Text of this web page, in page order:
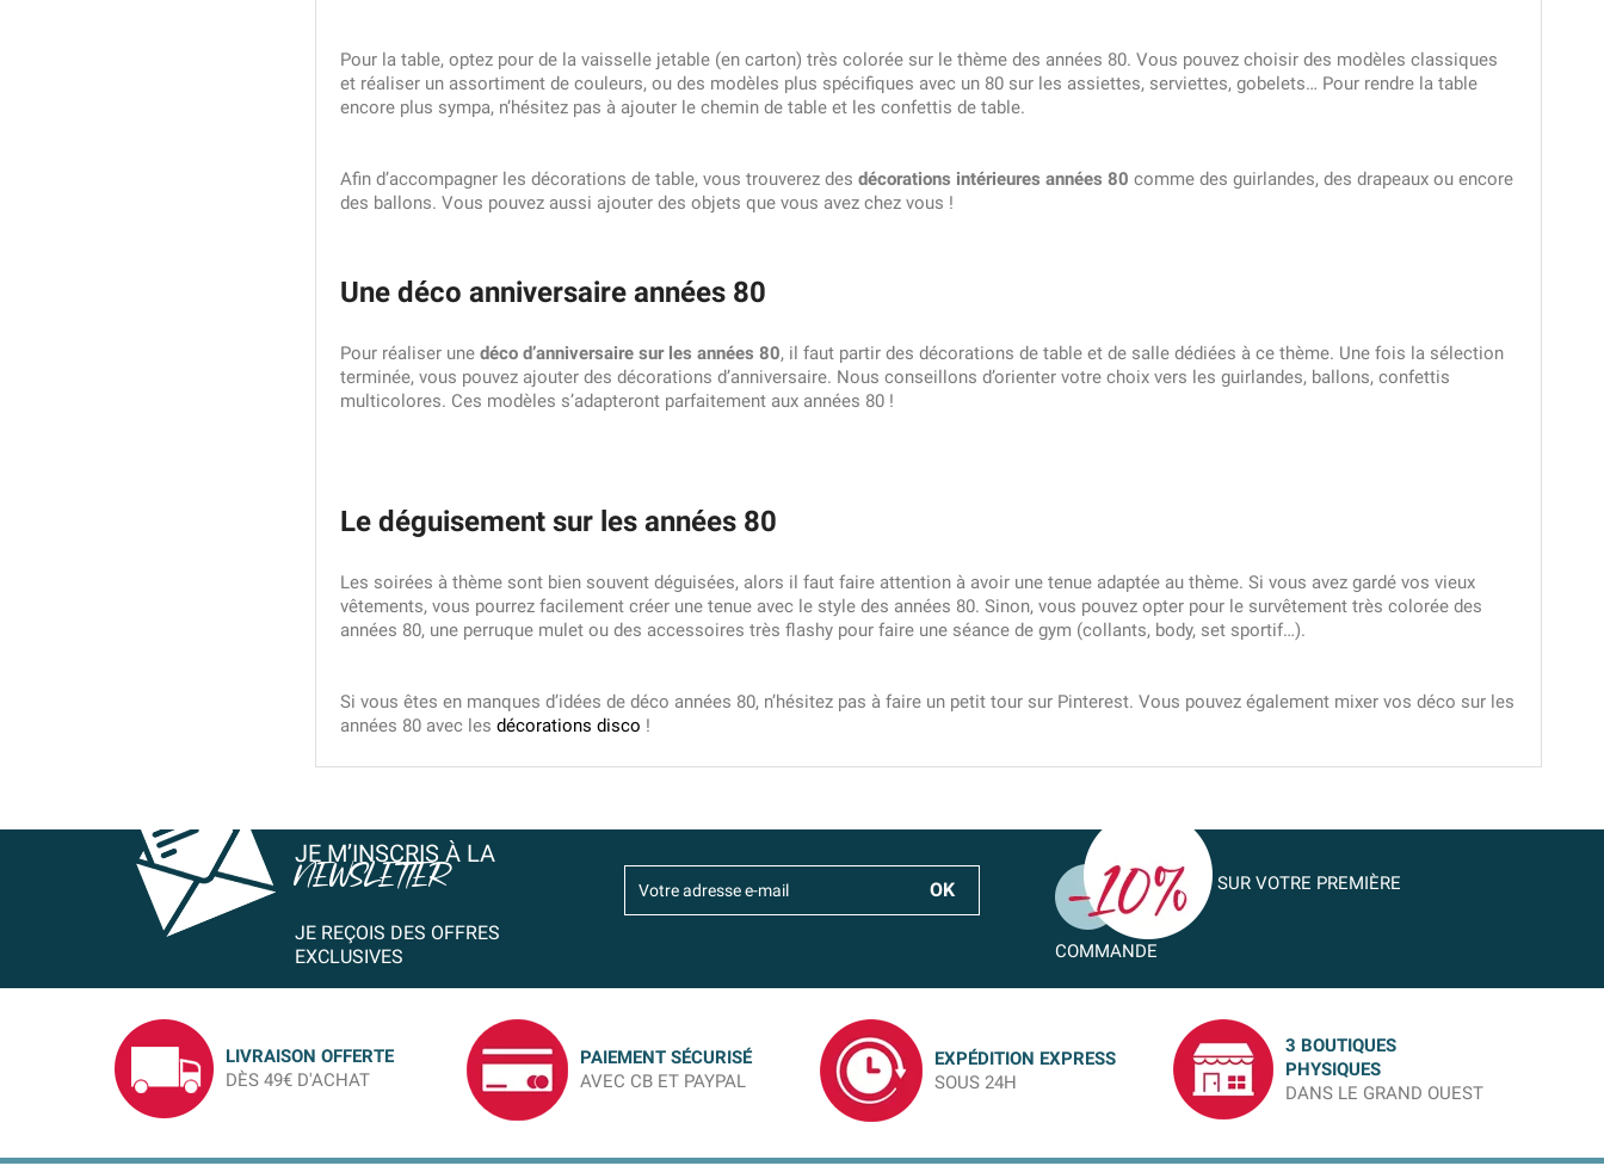
Pour la table, optez pour de la vaisselle jetable (en carton) très colorée sur le thème des années 80. Vous pouvez choisir des modèles classiques
et réaliser un assortiment de couleurs, ou des modèles plus spécifiques avec un 80 sur les assiettes, serviettes, gobelets… Pour rendre la table
encore plus sympa, n’hésitez pas à ajouter le chemin de table et les confettis de table.
Afin d’accompagner les décorations de table, vous trouverez des décorations intérieures années 80 comme des guirlandes, des drapeaux ou encore
des ballons. Vous pouvez aussi ajouter des objets que vous avez chez vous !
Une déco anniversaire années 80
Pour réaliser une déco d’anniversaire sur les années 80, il faut partir des décorations de table et de salle dédiées à ce thème. Une fois la sélection
terminée, vous pouvez ajouter des décorations d’anniversaire. Nous conseillons d’orienter votre choix vers les guirlandes, ballons, confettis
multicolores. Ces modèles s’adapteront parfaitement aux années 80 !
Le déguisement sur les années 80
Les soirées à thème sont bien souvent déguisées, alors il faut faire attention à avoir une tenue adaptée au thème. Si vous avez gardé vos vieux
vêtements, vous pourrez facilement créer une tenue avec le style des années 80. Sinon, vous pouvez opter pour le survêtement très colorée des
années 80, une perruque mulet ou des accessoires très flashy pour faire une séance de gym (collants, body, set sportif…).
Si vous êtes en manques d’idées de déco années 80, n’hésitez pas à faire un petit tour sur Pinterest. Vous pouvez également mixer vos déco sur les
années 80 avec les décorations disco !
JE M’INSCRIS À LA
NEWSLETTER
JE REÇOIS DES OFFRES
EXCLUSIVES
SUR VOTRE PREMIÈRE
COMMANDE
LIVRAISON OFFERTE
DÈS 49€ D'ACHAT
PAIEMENT SÉCURISÉ
AVEC CB ET PAYPAL
EXPÉDITION EXPRESS
SOUS 24H
3 BOUTIQUES
PHYSIQUES
DANS LE GRAND OUEST